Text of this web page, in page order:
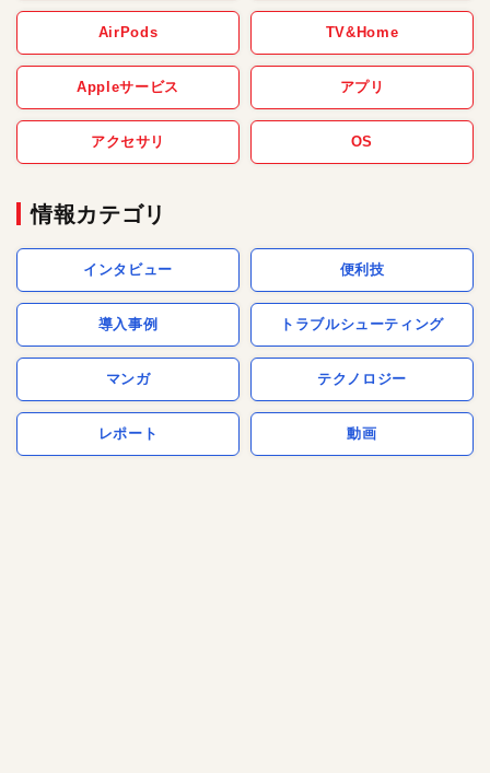
AirPods TV&Home
Appleサービス アプリ
アクセサリ OS
情報カテゴリ
インタビュー 便利技
導入事例 トラブルシューティング
マンガ テクノロジー
レポート 動画